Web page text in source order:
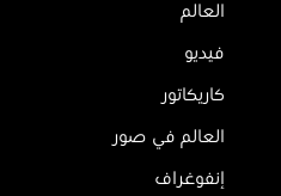
العالم
فيديو
كاريكاتور
العالم في صور
إنفوغراف